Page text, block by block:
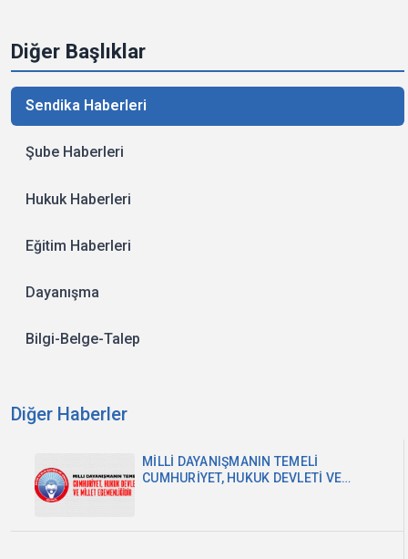
Diğer Başlıklar
Sendika Haberleri
Şube Haberleri
Hukuk Haberleri
Eğitim Haberleri
Dayanışma
Bilgi-Belge-Talep
Diğer Haberler
MİLLİ DAYANIŞMANIN TEMELİ
CUMHURİYET, HUKUK DEVLETİ VE